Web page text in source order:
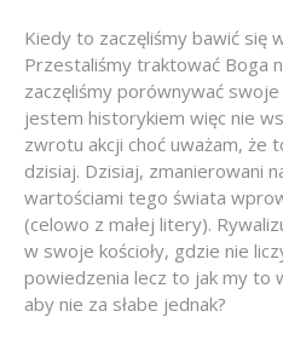
Kiedy to zaczęliśmy bawić się
Przestaliśmy traktować Boga
zaczęliśmy porównywać
jestem historykiem więc nie
zwrotu akcji choć uważam, że
dzisiaj. Dzisiaj, zmanierowani
wartościami tego świata
(celowo z małej litery).
w swoje kościoły, gdzie nie
powiedzenia lecz to jak my to
aby nie za słabe jednak?